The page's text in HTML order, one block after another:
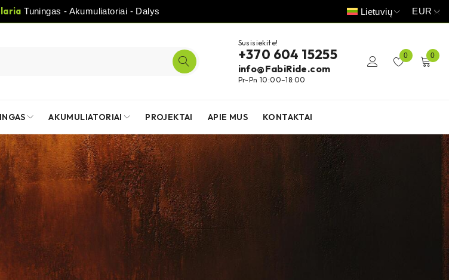
Tuningas - Akumuliatoriai - Dalys Lietuvių EUR
Susisiekite!
+370 604 15255
info@FabiRide.com
Pr-Pn 10:00–18:00
0 0
AKUMULIATORIAI PROJEKTAI APIE MUS KONTAKTAI